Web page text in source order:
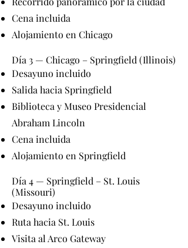
Cena incluida
Alojamiento en Chicago
Día 3 — Chicago – Springfield (Illinois)
Desayuno incluido
Salida hacia Springfield
Biblioteca y Museo Presidencial
Abraham Lincoln
Cena incluida
Alojamiento en Springfield
Día 4 — Springfield – St. Louis
(Missouri)
Desayuno incluido
Ruta hacia St. Louis
Visita al Arco Gateway